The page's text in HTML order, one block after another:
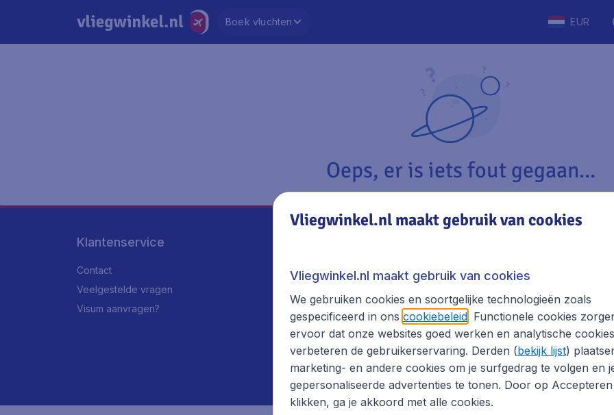
Boek vluchten EUR
Oeps, er is iets fout gegaan...
Klantenservice
Contact
Veelgestelde vragen
Visum aanvragen?
Over Vliegwinkel.nl
Reisgids
Vliegwinkel.nl maakt gebruik van cookies
Vliegwinkel.nl maakt gebruik van cookies
We gebruiken cookies en soortgelijke technologieën zoals
gespecificeerd in ons cookiebeleid. Functionele cookies
ervoor dat onze websites goed werken en analytische cookies
verbeteren de gebruikerservaring. Derden (bekijk lijst)
marketing- en andere cookies om je surfgedrag te volgen en
gepersonaliseerde advertenties te tonen. Door op
klikken, ga je akkoord met alle cookies.